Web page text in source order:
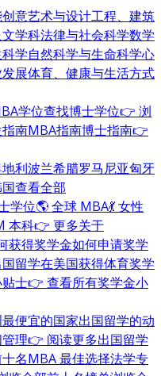
创意艺术与设计工程、建筑
文学科法律与社会科学数学
学自然科学与生命科学心
展体育、健康与生活方式
学位查找博士学位👉 浏
南MBA指南博士指南👉
利波兰希腊罗马尼亚匈牙
查看全部
学位🌎 全球 MBA💃 女性
本科👉 更多关于
获得奖学金如何申请奖学
留学在美国获得体育奖学
士👉 查看所有奖学金小
便宜的国家出国留学的动
理👉 阅读更多出国留学
名MBA 最佳选择法学专